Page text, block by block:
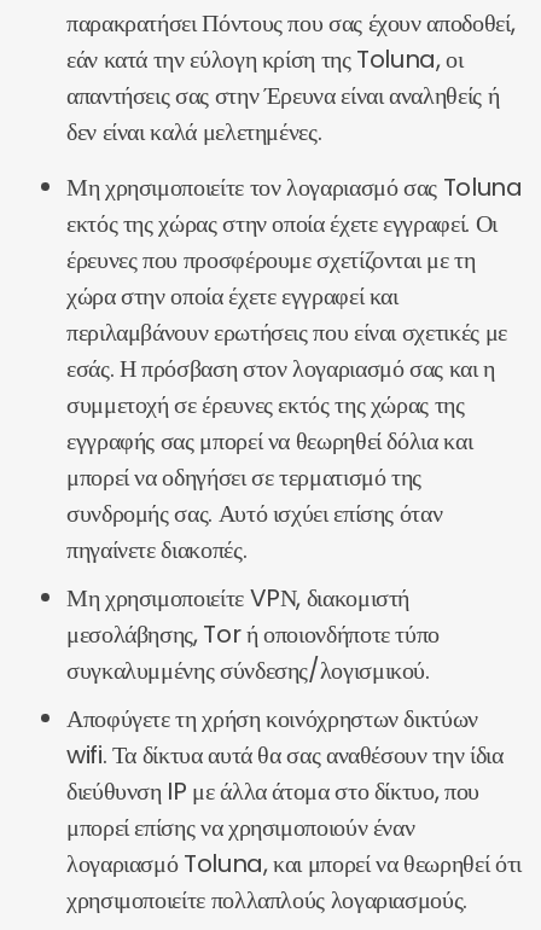
παρακρατήσει Πόντους που σας έχουν αποδοθεί,
εάν κατά την εύλογη κρίση της Toluna, οι
απαντήσεις σας στην Έρευνα είναι αναληθείς ή
δεν είναι καλά μελετημένες.
Μη χρησιμοποιείτε τον λογαριασμό σας Toluna
εκτός της χώρας στην οποία έχετε εγγραφεί. Οι
έρευνες που προσφέρουμε σχετίζονται με τη
χώρα στην οποία έχετε εγγραφεί και
περιλαμβάνουν ερωτήσεις που είναι σχετικές με
εσάς. Η πρόσβαση στον λογαριασμό σας και η
συμμετοχή σε έρευνες εκτός της χώρας της
εγγραφής σας μπορεί να θεωρηθεί δόλια και
μπορεί να οδηγήσει σε τερματισμό της
συνδρομής σας. Αυτό ισχύει επίσης όταν
πηγαίνετε διακοπές.
Μη χρησιμοποιείτε VPΝ, διακομιστή
μεσολάβησης, Tor ή οποιονδήποτε τύπο
συγκαλυμμένης σύνδεσης/λογισμικού.
Αποφύγετε τη χρήση κοινόχρηστων δικτύων
wifi. Τα δίκτυα αυτά θα σας αναθέσουν την ίδια
διεύθυνση IP με άλλα άτομα στο δίκτυο, που
μπορεί επίσης να χρησιμοποιούν έναν
λογαριασμό Toluna, και μπορεί να θεωρηθεί ότι
χρησιμοποιείτε πολλαπλούς λογαριασμούς.